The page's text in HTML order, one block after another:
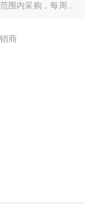
围内采购，每周日
商